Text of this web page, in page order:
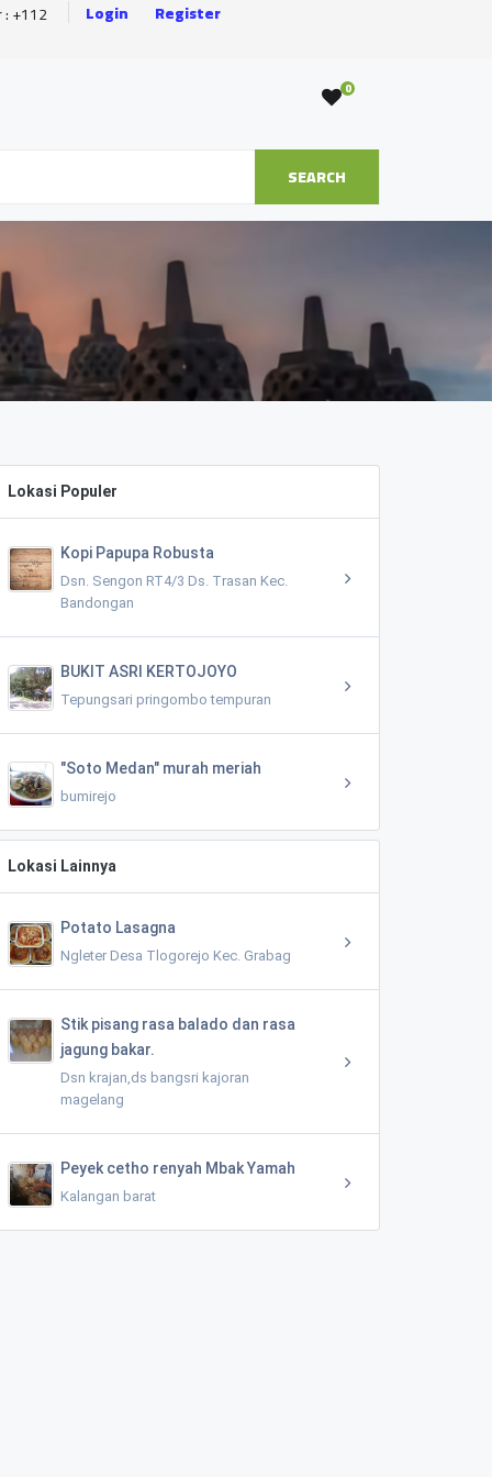
: +112 Login Register
0
SEARCH
Lokasi Populer
Kopi Papupa Robusta
Dsn. Sengon RT4/3 Ds. Trasan Kec.
Bandongan
BUKIT ASRI KERTOJOYO
Tepungsari pringombo tempuran
"Soto Medan" murah meriah
bumirejo
Lokasi Lainnya
Potato Lasagna
Ngleter Desa Tlogorejo Kec. Grabag
Stik pisang rasa balado dan rasa
jagung bakar.
Dsn krajan,ds bangsri kajoran
magelang
Peyek cetho renyah Mbak Yamah
Kalangan barat